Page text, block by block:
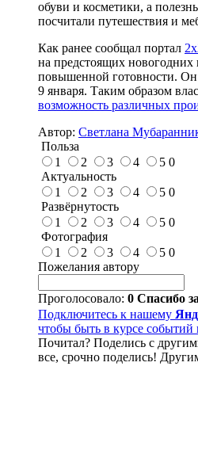
обуви и косметики, а
посчитали путешествия и
Как ранее сообщал портал
на предстоящих новогодних
повышенной готовности. Он
9 января. Таким образом
возможность различных
Автор: Светлана
Польза
1
2 3 4 5 0
Актуальность
1
2 3 4 5 0
Развёрнутость
1
2 3 4 5 0
Фотография
1
2 3 4 5 0
Пожелания автору
Проголосовало: 0 Спасибо
Подключитесь к нашему
чтобы быть в курсе
Почитал? Поделись с
все, срочно поделись!